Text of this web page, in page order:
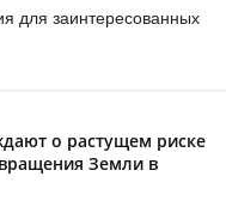
для заинтересованных
о растущем риске
Земли в